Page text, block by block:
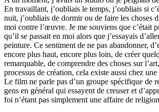
En travaillant, jʼoubliais le temps, jʼoubliais si
nuit, jʼoubliais de dormir ou de faire les choses
moi contre l’œuvre. Je me souviens que cʼétait
quʼil se passait en moi alors que jʼessayais
peinture. Ce sentiment de ne pas abandonner,
encore plus haut, encore plus loin, de créer
remarquable, de comprendre des choses sur
processus de création, cela existe aussi chez
Le film ne parle pas dʼun groupe spécifique de
gens en général qui essayent de creuser et
foi nʼétant pas simplement une affaire de